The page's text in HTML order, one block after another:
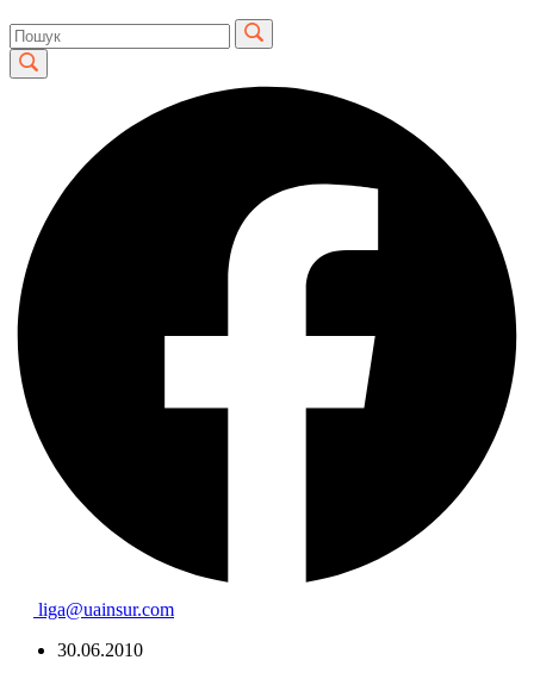
liga@uainsur.com
30.06.2010